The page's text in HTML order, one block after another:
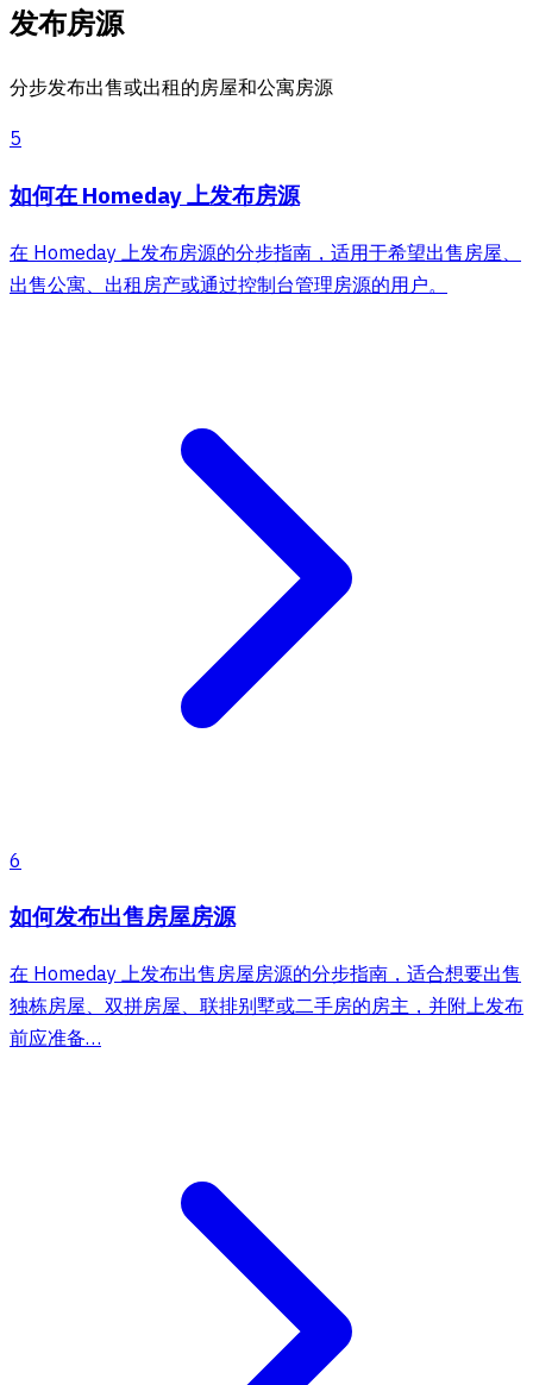
发布房源
分步发布出售或出租的房屋和公寓房源
5
如何在 Homeday 上发布房源
在 Homeday 上发布房源的分步指南，适用于希望出售房屋、
出售公寓、出租房产或通过控制台管理房源的用户。
6
如何发布出售房屋房源
在 Homeday 上发布出售房屋房源的分步指南，适合想要出售
独栋房屋、双拼房屋、联排别墅或二手房的房主，并附上发布
前应准备…